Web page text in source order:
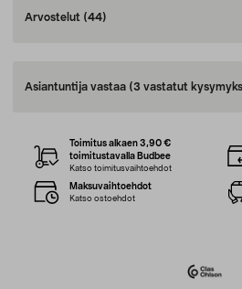
Arvostelut (44)
Asiantuntija vastaa (3 vastatut
Toimitus alkaen 3,90 €
toimitustavalla Budbee
Katso toimitusvaihtoehdot
Maksuvaihtoehdot
Katso ostoehdot